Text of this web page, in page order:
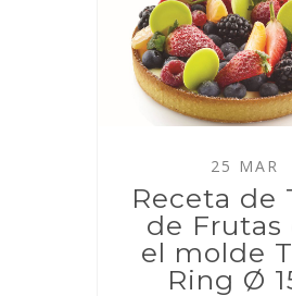
25 MAR
Receta de
de Frutas
el molde
Ring Ø